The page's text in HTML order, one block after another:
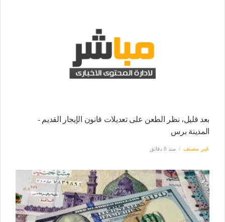
بعد قليل، نظر الطعن على تعديلات قانون الإيجار القديم -
المدينة برس
غير مصنف منذ 8 دقائق